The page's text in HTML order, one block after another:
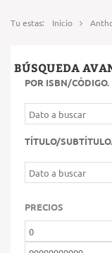
Tu estas: Inicio
BÚSQUEDA
POR ISBN/CÓDIGO.
TÍTULO/SUBTÍTULO.
PRECIOS